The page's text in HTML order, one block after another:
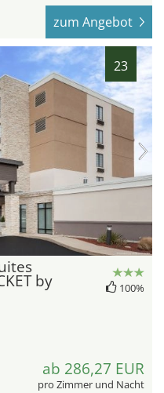
zum Angebot
23
by 100%
ab 286,27 EUR
pro Zimmer und Nacht